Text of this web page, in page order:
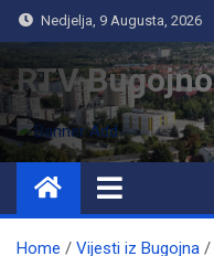
Nedjelja, 9 Augusta, 2026
RTV Bugojno
Home
Vijesti iz Bugojna